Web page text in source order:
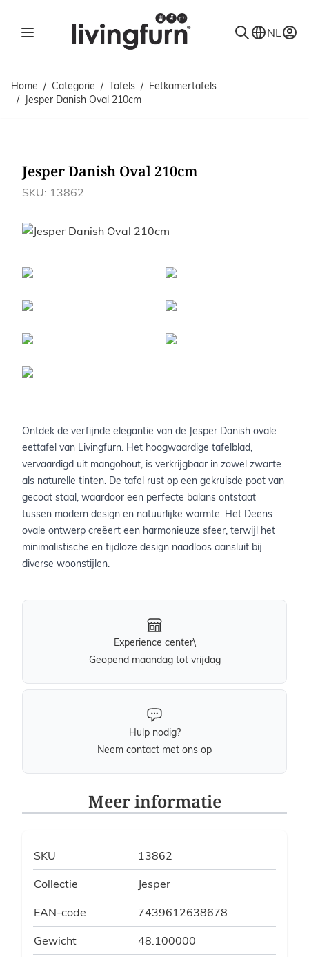
NL
Home / Categorie / Tafels / Eetkamertafels
/ Jesper Danish Oval 210cm
Jesper Danish Oval 210cm
SKU: 13862
Afbeeldingen
Ontdek de verfijnde elegantie van de Jesper Danish ovale
eettafel van Livingfurn. Het hoogwaardige tafelblad,
vervaardigd uit mangohout, is verkrijgbaar in zowel zwarte
als naturelle tinten. De tafel rust op een gekruisde poot van
gecoat staal, waardoor een perfecte balans ontstaat
tussen modern design en natuurlijke warmte. Het Deens
ovale ontwerp creëert een harmonieuze sfeer, terwijl het
minimalistische en tijdloze design naadloos aansluit bij
diverse woonstijlen.
Experience center\
Geopend maandag tot vrijdag
Hulp nodig?
Neem contact met ons op
Meer informatie
SKU 13862
Collectie Jesper
EAN-code 7439612638678
Gewicht 48.100000